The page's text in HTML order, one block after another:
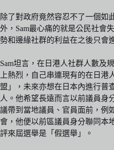
除了對政府竟然容忍不了一個如
外，Sam最心痛的就是公民社會
勢和邊緣社群的利益在之後只會
Sam坦言，在日港人社群人數及
上熱烈，自己串連現有的在日港
盟」，未來亦想在日本內進行普
人。他希望長遠而言以前議員身
議帶到當地議員、官員面前，例
會，他便以前區議員身分聯同本
評來屆選舉是「假選舉」。